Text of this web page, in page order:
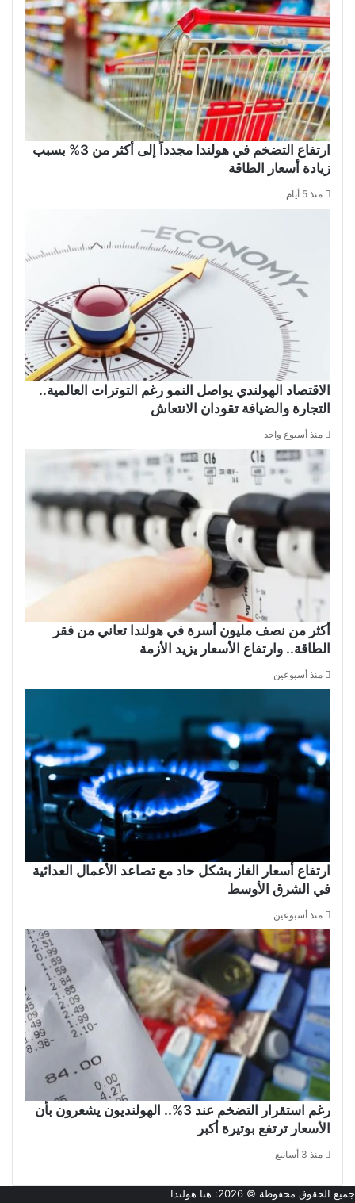
ارتفاع التضخم في هولندا مجدداً إلى أكثر من 3% بسبب
زيادة أسعار الطاقة
منذ 5 أيام
الاقتصاد الهولندي يواصل النمو رغم التوترات العالمية..
التجارة والضيافة تقودان الانتعاش
منذ أسبوع واحد
أكثر من نصف مليون أسرة في هولندا تعاني من فقر
الطاقة.. وارتفاع الأسعار يزيد الأزمة
منذ أسبوعين
ارتفاع أسعار الغاز بشكل حاد مع تصاعد الأعمال العدائية
في الشرق الأوسط
منذ أسبوعين
رغم استقرار التضخم عند 3%.. الهولنديون يشعرون بأن
الأسعار ترتفع بوتيرة أكبر
منذ 3 أسابيع
جميع الحقوق محفوظة © 2026: هنا هولندا